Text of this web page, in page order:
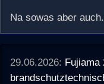
Na sowas aber
29.06.2026: Fujiama